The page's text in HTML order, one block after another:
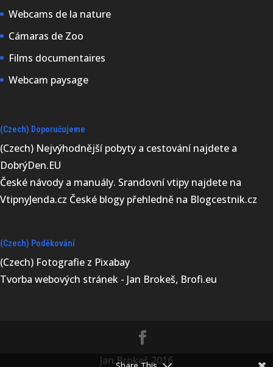
Webcams de la nature
Cámaras de Zoo
Films documentaires
Webcam paysage
(Czech) Doporučujeme
(Czech) Nejvýhodnější pobyty a cestování najdete a
DobrýDen.EU
České návody a manuály. Srandovní vtipy najdete na
VtipnyJenda.cz České blogy přehledně na Blogcestnik.cz
(Czech) Poděkování
(Czech) Fotografie z Pixabay
Tvorba webových stránek - Jan Brokeš, Brofi.eu
Jan Brokeš 2016